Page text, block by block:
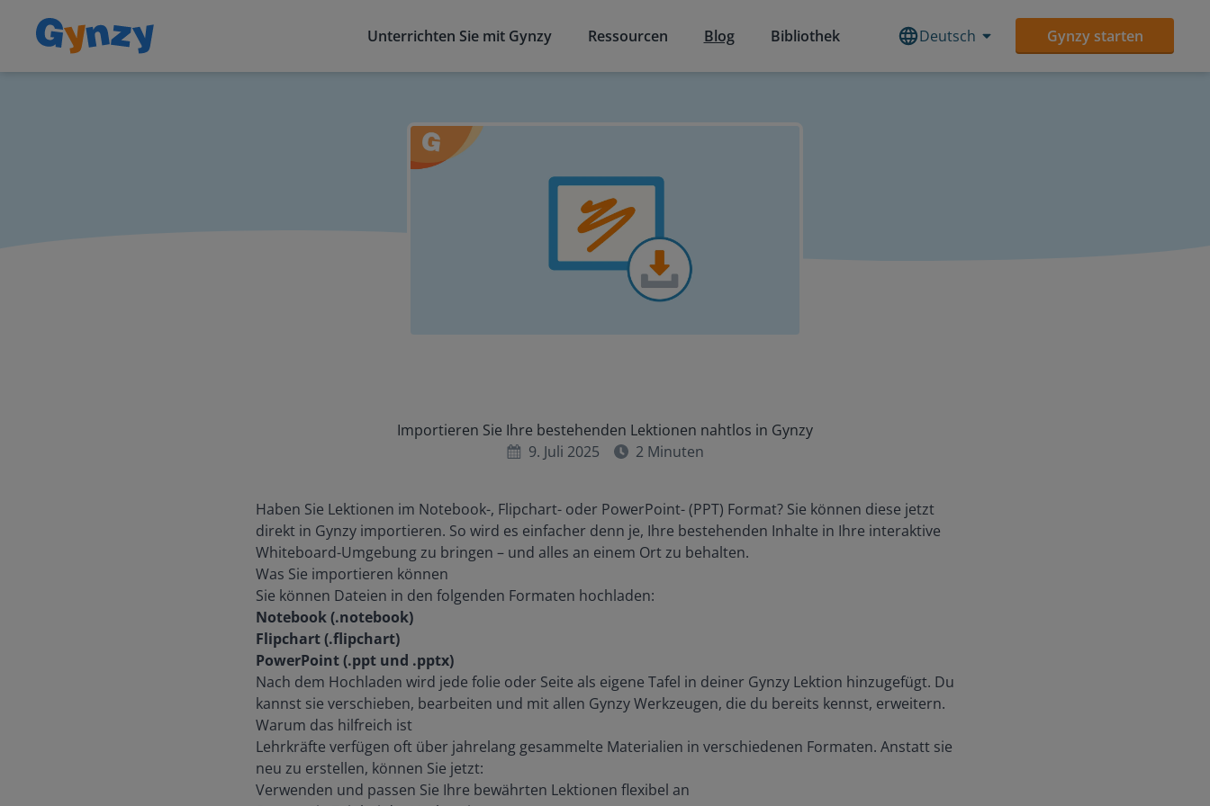
Unterrichten Sie mit Gynzy Ressourcen Blog Bibliothek Deutsch Gynzy starten
Importieren Sie Ihre bestehenden Lektionen nahtlos in Gynzy
9. Juli 2025
2 Minuten
Haben Sie Lektionen im Notebook-, Flipchart- oder PowerPoint- (PPT) Format? Sie können diese jetzt
direkt in Gynzy importieren. So wird es einfacher denn je, Ihre bestehenden Inhalte in Ihre interaktive
Whiteboard-Umgebung zu bringen – und alles an einem Ort zu behalten.
Was Sie importieren können
Sie können Dateien in den folgenden Formaten hochladen:
Notebook (.notebook)
Flipchart (.flipchart)
PowerPoint (.ppt und .pptx)
Nach dem Hochladen wird jede folie oder Seite als eigene Tafel in deiner Gynzy Lektion hinzugefügt. Du
kannst sie verschieben, bearbeiten und mit allen Gynzy Werkzeugen, die du bereits kennst, erweitern.
Warum das hilfreich ist
Lehrkräfte verfügen oft über jahrelang gesammelte Materialien in verschiedenen Formaten. Anstatt sie
neu zu erstellen, können Sie jetzt:
Verwenden und passen Sie Ihre bewährten Lektionen flexibel an